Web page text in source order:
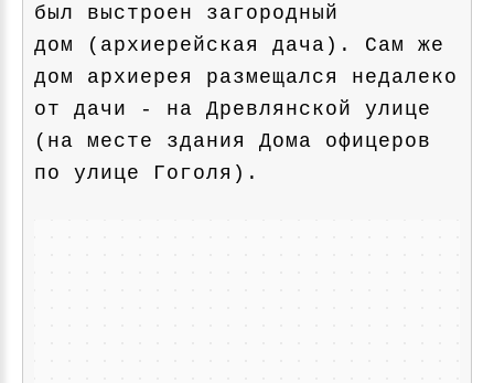
был выстроен загородный
дом (архиерейская дача). Сам же
дом архиерея размещался недалеко
от дачи - на Древлянской улице
(на месте здания Дома офицеров
по улице Гоголя).